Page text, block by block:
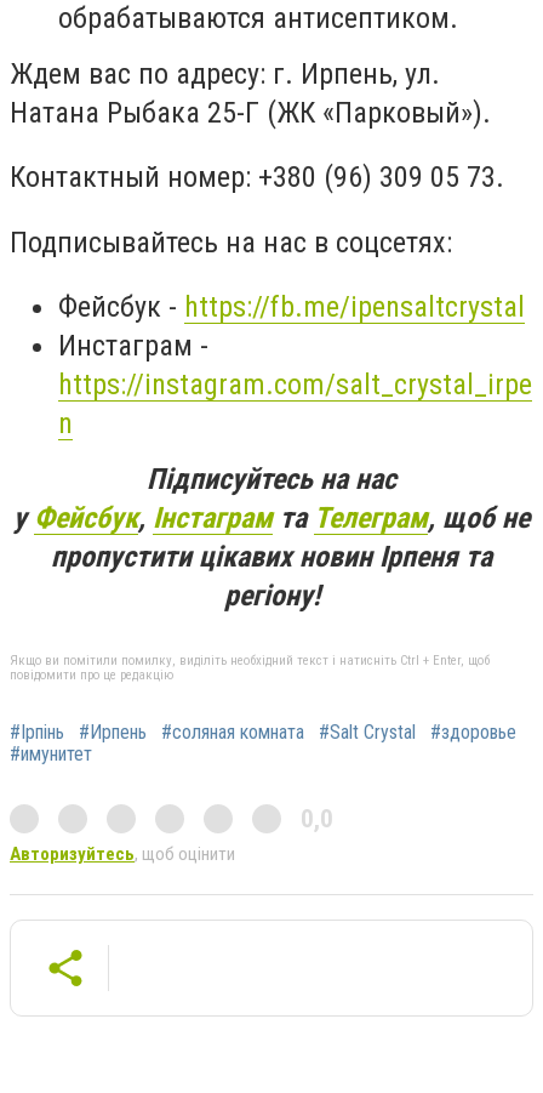
обрабатываются антисептиком.
Ждем вас по адресу: г. Ирпень, ул.
Натана Рыбака 25-Г (ЖК «Парковый»).
Контактный номер: +380 (96) 309 05 73.
Подписывайтесь на нас в соцсетях:
Фейсбук - https://fb.me/ipensaltcrystal
Инстаграм -
https://instagram.com/salt_crystal_irpe
n
Підписуйтесь на нас
уФейсбук, Інстаграмта Телеграм, щоб не
пропустити цікавих новин Ірпеня та
регіону!
Якщо ви помітили помилку, виділіть необхідний текст і натисніть Ctrl + Enter, щоб
повідомити про це редакцію
#Ірпінь #Ирпень #соляная комната #Salt Crystal
#здоровье
#имунитет
0,0
Авторизуйтесь, щоб оцінити